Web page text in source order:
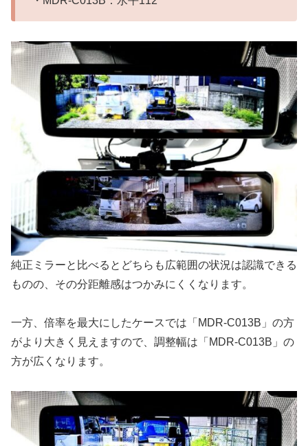
純正ミラーと比べるとどちらも広範囲の状況は認識できる
ものの、その分距離感はつかみにくくなります。
一方、倍率を最大にしたケースでは「MDR-C013B」の方
がより大きく見えますので、調整幅は「MDR-C013B」の
方が広くなります。